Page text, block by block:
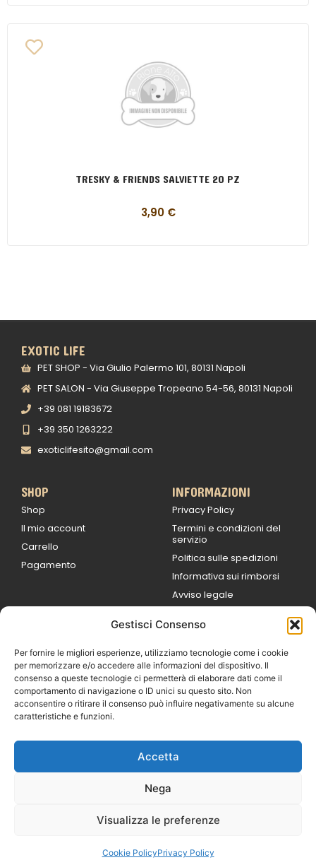
Gestisci Consenso
Per fornire le migliori esperienze, utilizziamo tecnologie come i cookie
per memorizzare e/o accedere alle informazioni del dispositivo. Il
consenso a queste tecnologie ci permetterà di elaborare dati come il
comportamento di navigazione o ID unici su questo sito. Non
acconsentire o ritirare il consenso può influire negativamente su alcune
caratteristiche e funzioni.
Accetta
Nega
Visualizza le preferenze
Cookie PolicyPrivacy Policy
TRESKY & FRIENDS SALVIETTE 20 PZ
3,90 €
EXOTIC LIFE
PET SHOP - Via Giulio Palermo 101, 80131 Napoli
PET SALON - Via Giuseppe Tropeano 54-56, 80131 Napoli
+39 081 19183672
+39 350 1263222
exoticlifesito@gmail.com
SHOP
Shop
Il mio account
Carrello
Pagamento
INFORMAZIONI
Privacy Policy
Termini e condizioni del
servizio
Politica sulle spedizioni
Informativa sui rimborsi
Avviso legale
9:00
Sabato 09:00 /
14:00
16:30 / 20:00
Domenica
Castaldi Luca | P.IVA
IT07259351216
Bilogic – Agenzia di